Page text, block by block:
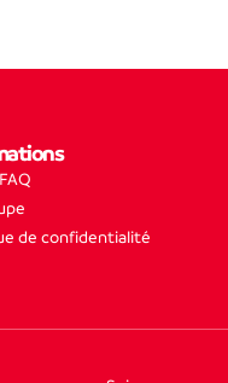
de confidentialité